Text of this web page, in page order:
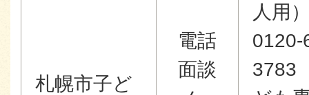
札幌市子ど
電話
面談
人用
0120-
3783